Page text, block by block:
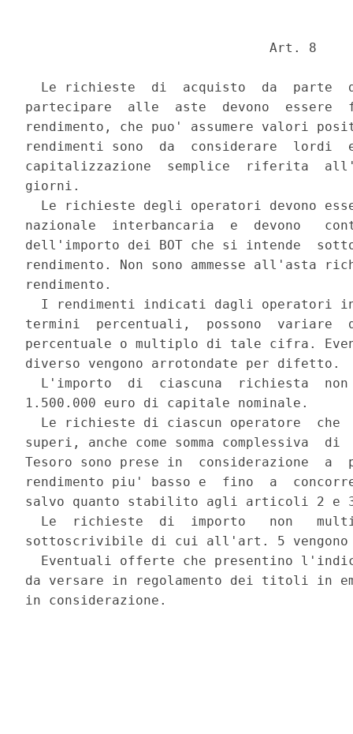
                               Art. 8
Le richieste  di  acquisto  da  parte
partecipare  alle  aste  devono
rendimento, che puo' assumere valori
rendimenti sono  da  considerare  lordi
capitalizzazione  semplice  riferita
giorni.
Le richieste degli operatori devono
nazionale  interbancaria  e  devono
dell'importo dei BOT che si intende
rendimento. Non sono ammesse all'asta
rendimento.
I rendimenti indicati dagli operatori
termini  percentuali,  possono  variare
percentuale o multiplo di tale cifra.
diverso vengono arrotondate per difetto.
L'importo  di  ciascuna  richiesta
1.500.000 euro di capitale nominale.
Le richieste di ciascun operatore  che
superi, anche come somma complessiva
Tesoro sono prese in  considerazione
rendimento piu' basso e  fino  a
salvo quanto stabilito agli articoli 2 e
Le  richieste  di  importo   non
sottoscrivibile di cui all'art. 5
Eventuali offerte che presentino
da versare in regolamento dei titoli in